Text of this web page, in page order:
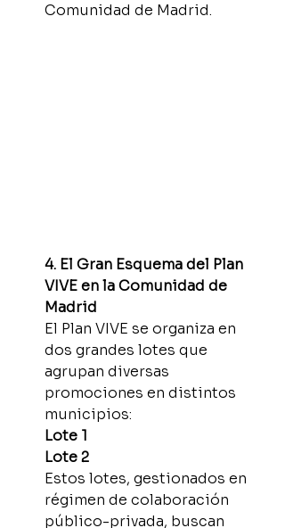
Comunidad de Madrid.
4. El Gran Esquema del Plan
VIVE en la Comunidad de
Madrid
El Plan VIVE se organiza en
dos grandes lotes que
agrupan diversas
promociones en distintos
municipios:
Lote 1
Lote 2
Estos lotes, gestionados en
régimen de colaboración
público-privada, buscan